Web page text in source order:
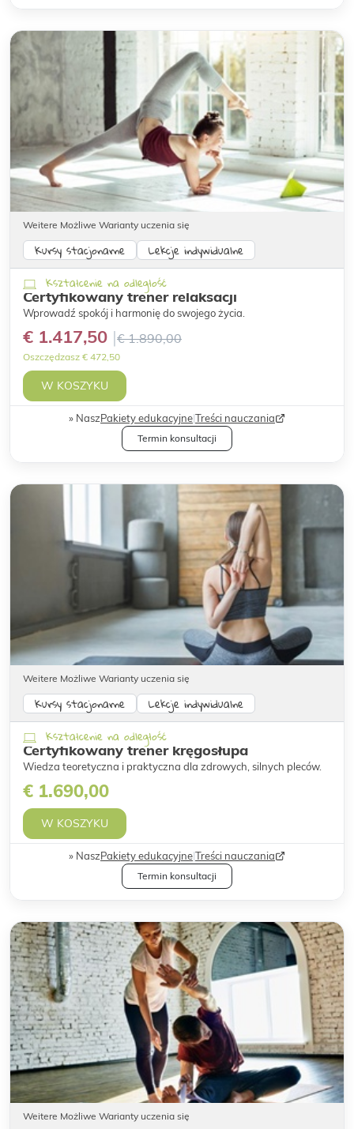
Weitere Możliwe Warianty uczenia się
Kształcenie na odległość
Kursy stacjonarne Lekcje indywidualne
Certyfikowany trener relaksacji
Wprowadź spokój i harmonię do swojego życia.
€ 1.417,50 € 1.890,00
Oszczędzasz € 472,50
W KOSZYKU
NaszPakiety edukacyjne|Treści nauczania
Termin konsultacji
Weitere Możliwe Warianty uczenia się
Kształcenie na odległość
Kursy stacjonarne Lekcje indywidualne
Certyfikowany trener kręgosłupa
Wiedza teoretyczna i praktyczna dla zdrowych, silnych pleców.
€ 1.690,00
W KOSZYKU
NaszPakiety edukacyjne|Treści nauczania
Termin konsultacji
Weitere Możliwe Warianty uczenia się